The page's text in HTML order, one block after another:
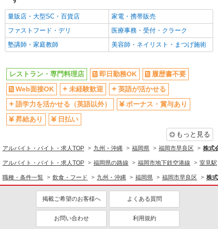
量販店・大型SC・百貨店
家電・携帯販売
ファストフード・デリ
医療事務・受付・クラーク
塾講師・家庭教師
美容師・ネイリスト・まつげ施術
レストラン・専門料理店 即日勤務OK
履歴書不要
Web面接OK
未経験歓迎
英語が活かせる
語学力を活かせる（英語以外）
ボーナス・賞与あり
昇給あり
日払い
もっと見る
アルバイト・バイト・求人TOP 九州・沖縄 福岡県 福岡市早良区 株式
アルバイト・バイト・求人TOP 福岡県の路線 福岡市地下鉄空港線 室見駅
職種・条件一覧 飲食・フード 九州・沖縄 福岡県 福岡市早良区 株
掲載ご希望のお客様へ よくある質問
お問い合わせ 利用規約